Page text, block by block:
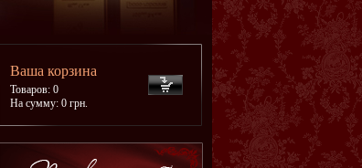
Ваша корзина
Товаров: 0
На сумму: 0 грн.